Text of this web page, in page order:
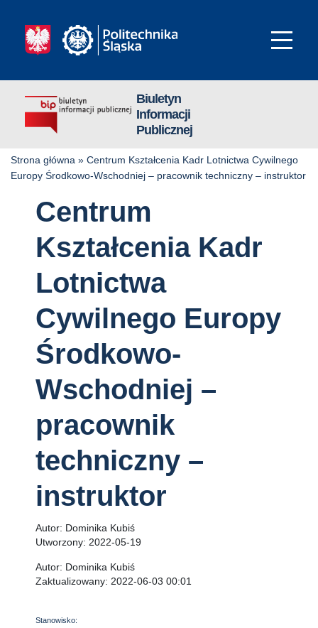
Biuletyn
Informacji
Publicznej
Strona główna » Centrum Kształcenia Kadr Lotnictwa Cywilnego
Europy Środkowo-Wschodniej – pracownik techniczny – instruktor
Centrum
Kształcenia Kadr
Lotnictwa
Cywilnego Europy
Środkowo-
Wschodniej –
pracownik
techniczny –
instruktor
Autor: Dominika Kubiś
Utworzony: 2022-05-19
Autor: Dominika Kubiś
Zaktualizowany: 2022-06-03 00:01
Stanowisko: